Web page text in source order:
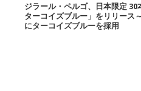
ジラール・ペルゴ、日本限定 30
ターコイズブルー」をリリース
にターコイズブルーを採用